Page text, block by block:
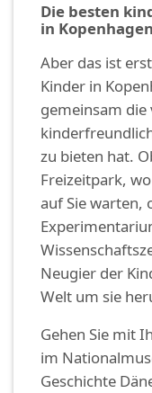
Die besten
in Kopenhagen
Aber das ist
Kinder in
gemeinsam die
zu bieten hat.
Freizeitpark,
auf Sie warten,
Neugier der
Welt um sie
Gehen Sie mit
im
Geschichte